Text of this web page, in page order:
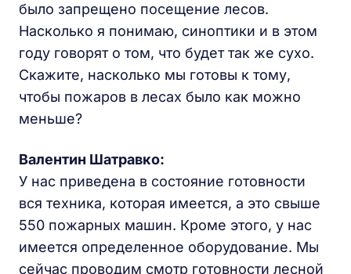
было запрещено посещение лесов.
Насколько я понимаю, синоптики и в этом
году говорят о том, что будет так же сухо.
Скажите, насколько мы готовы к тому,
чтобы пожаров в лесах было как можно
меньше?
Валентин Шатравко:
У нас приведена в состояние готовности
вся техника, которая имеется, а это свыше
550 пожарных машин. Кроме этого, у нас
имеется определенное оборудование. Мы
сейчас проводим смотр готовности лесной